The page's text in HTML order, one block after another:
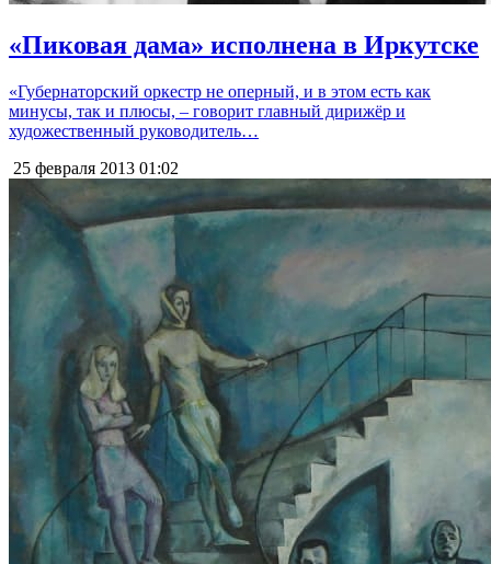
«Пиковая дама» исполнена в Иркутске
«Губернаторский оркестр не оперный, и в этом есть как
минусы, так и плюсы, – говорит главный дирижёр и
художественный руководитель…
25 февраля 2013 01:02